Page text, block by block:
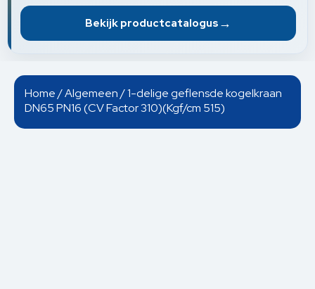
Bekijk productcatalogus →
Home/Algemeen/ 1-delige geflensde kogelkraan
DN65 PN16 (CV Factor 310)(Kgf/cm 515)